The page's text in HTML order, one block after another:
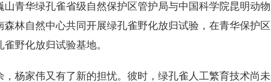
山青华绿孔雀省级自然保护区管护局与中国科学院昆明动物
森林自然中心共同开展绿孔雀野化放归试验，在青华保护区
野化放归试验基地。
家伟又有了新的担忧。彼时，绿孔雀人工繁育技术尚未